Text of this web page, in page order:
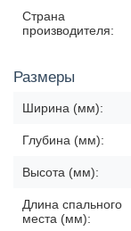
Страна
производителя:
Размеры
Ширина (мм):
Глубина (мм):
Высота (мм):
Длина спального
места (мм):